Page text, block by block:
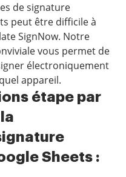
de signature
peut être difficile à
SignNow. Notre
vous permet de
électroniquement
appareil.
étape par
Sheets :